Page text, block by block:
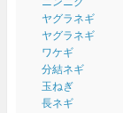
ヤグラネギ
ヤグラネギ
ワケギ
分結ネギ
玉ねぎ
長ネギ